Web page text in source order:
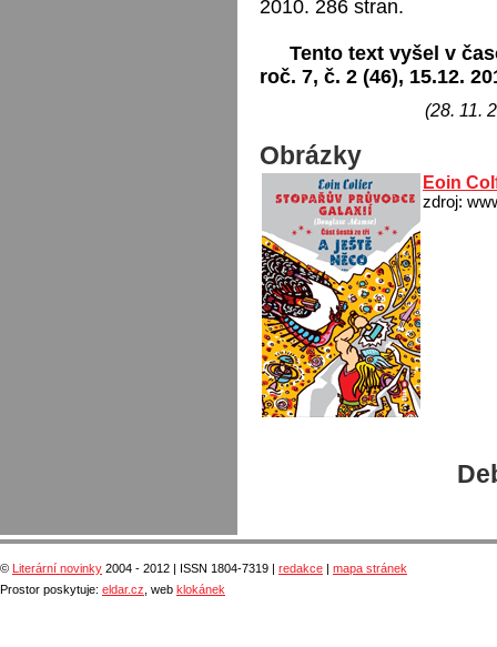
2010. 286 stran.
Tento text vyšel v
roč. 7, č. 2 (46), 15.12.
(28. 11.
Obrázky
Eoin
zdroj:
© Literární novinky 2004 - 2012 | ISSN 1804-7319 | redakce
mapa stránek
Prostor poskytuje: eldar.cz , web klokánek